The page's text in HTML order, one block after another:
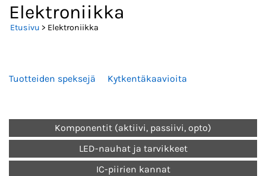
Elektroniikka
Etusivu > Elektroniikka
Tuotteiden speksejä Kytkentäkaavioita
Komponentit (aktiivi, passiivi, opto)
LED-nauhat ja tarvikkeet
IC-piirien kannat